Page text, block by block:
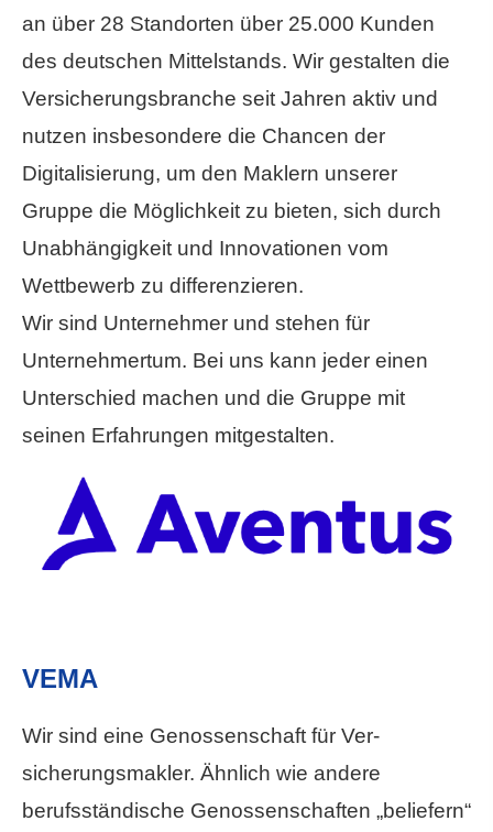
an über 28 Standorten über 25.000 Kunden
des deutschen Mittelstands. Wir gestalten die
Versicherungsbranche seit Jahren aktiv und
nutzen insbesondere die Chancen der
Digitalisierung, um den Maklern unserer
Gruppe die Möglichkeit zu bieten, sich durch
Unabhängigkeit und Innovationen vom
Wettbewerb zu differenzieren.
Wir sind Unternehmer und stehen für
Unternehmertum. Bei uns kann jeder einen
Unterschied machen und die Gruppe mit
seinen Erfahrungen mitgestalten.
VEMA
Wir sind eine Genossenschaft für Ver­
sicherungs­makler. Ähnlich wie andere
berufsständische Genossenschaften „beliefern“